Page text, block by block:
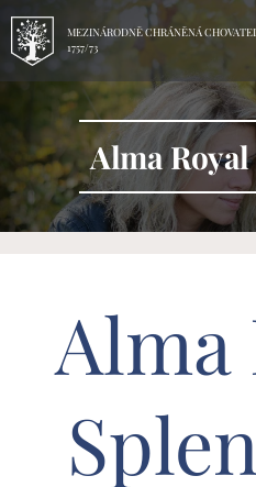
MEZINÁRODNĚ CHRÁNĚNÁ
1757/73
Alma
Alma